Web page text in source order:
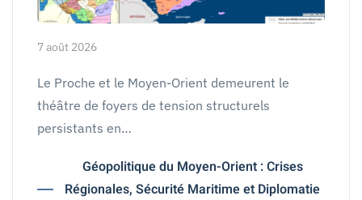
7 août 2026
Le Proche et le Moyen-Orient demeurent le
théâtre de foyers de tension structurels
persistants en…
Géopolitique du Moyen-Orient : Crises
Régionales, Sécurité Maritime et Diplomatie